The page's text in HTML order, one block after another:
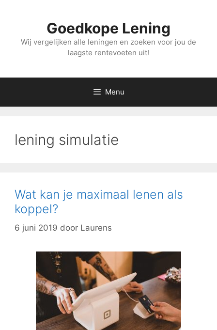
inhoud
Goedkope Lening
Wij vergelijken alle leningen en zoeken voor jou de
laagste rentevoeten uit!
Menu
lening simulatie
Wat kan je maximaal lenen als
koppel?
6 juni 2019 door Laurens